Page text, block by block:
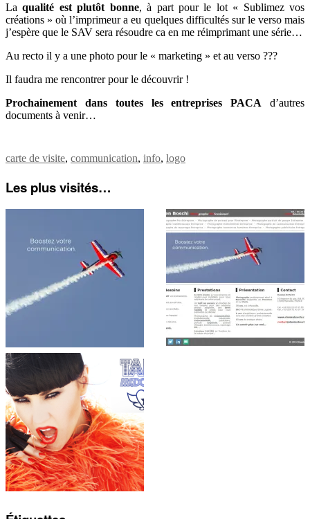
Laqualité est plutôt bonne, à part pour le lot « Sublimez vos
créations » où l’imprimeur a eu quelques difficultés sur le verso mais
j’espère que le SAV sera résoudre ca en me réimprimant une série…
Au recto il y a une photo pour le « marketing » et au verso ???
Il faudra me rencontrer pour le découvrir !
Prochainement dans toutes les entreprises PACA d’autres
documents à venir…
carte de visite, communication, info, logo
Les plus visités…